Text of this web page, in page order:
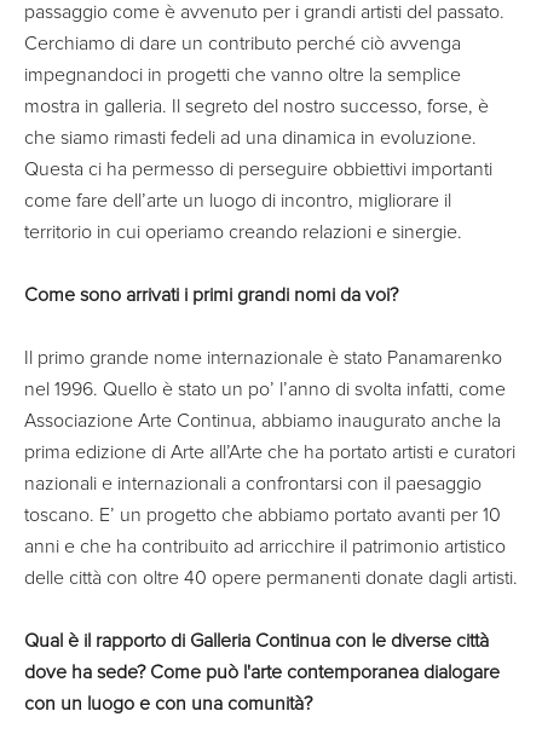
passaggio come è avvenuto per i grandi artisti del passato.
Cerchiamo di dare un contributo perché ciò avvenga
impegnandoci in progetti che vanno oltre la semplice
mostra in galleria. Il segreto del nostro successo, forse, è
che siamo rimasti fedeli ad una dinamica in evoluzione.
Questa ci ha permesso di perseguire obbiettivi importanti
come fare dell’arte un luogo di incontro, migliorare il
territorio in cui operiamo creando relazioni e sinergie.
Come sono arrivati i primi grandi nomi da voi?
Il primo grande nome internazionale è stato Panamarenko
nel 1996. Quello è stato un po’ l’anno di svolta infatti, come
Associazione Arte Continua, abbiamo inaugurato anche la
prima edizione di Arte all’Arte che ha portato artisti e curatori
nazionali e internazionali a confrontarsi con il paesaggio
toscano. E’ un progetto che abbiamo portato avanti per 10
anni e che ha contribuito ad arricchire il patrimonio artistico
delle città con oltre 40 opere permanenti donate dagli artisti.
Qual è il rapporto di Galleria Continua con le diverse città
dove ha sede? Come può l'arte contemporanea dialogare
con un luogo e con una comunità?